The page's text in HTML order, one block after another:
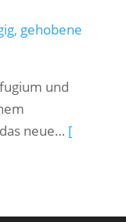
gehobene
und
neue… [